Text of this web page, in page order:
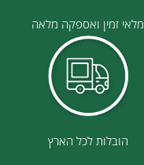
מלאי זמין ואספקה מלאה
הובלות לכל הארץ